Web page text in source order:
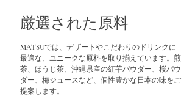
MATSUでは、デザートやこだわりのドリンクに
最適な、ユニークな原料を取り揃えています。煎
茶、ほうじ茶、沖縄県産の紅芋パウダー、桜パウ
ダー、梅ジュースなど、個性豊かな日本の味をご
提案します。
​厳選された原料